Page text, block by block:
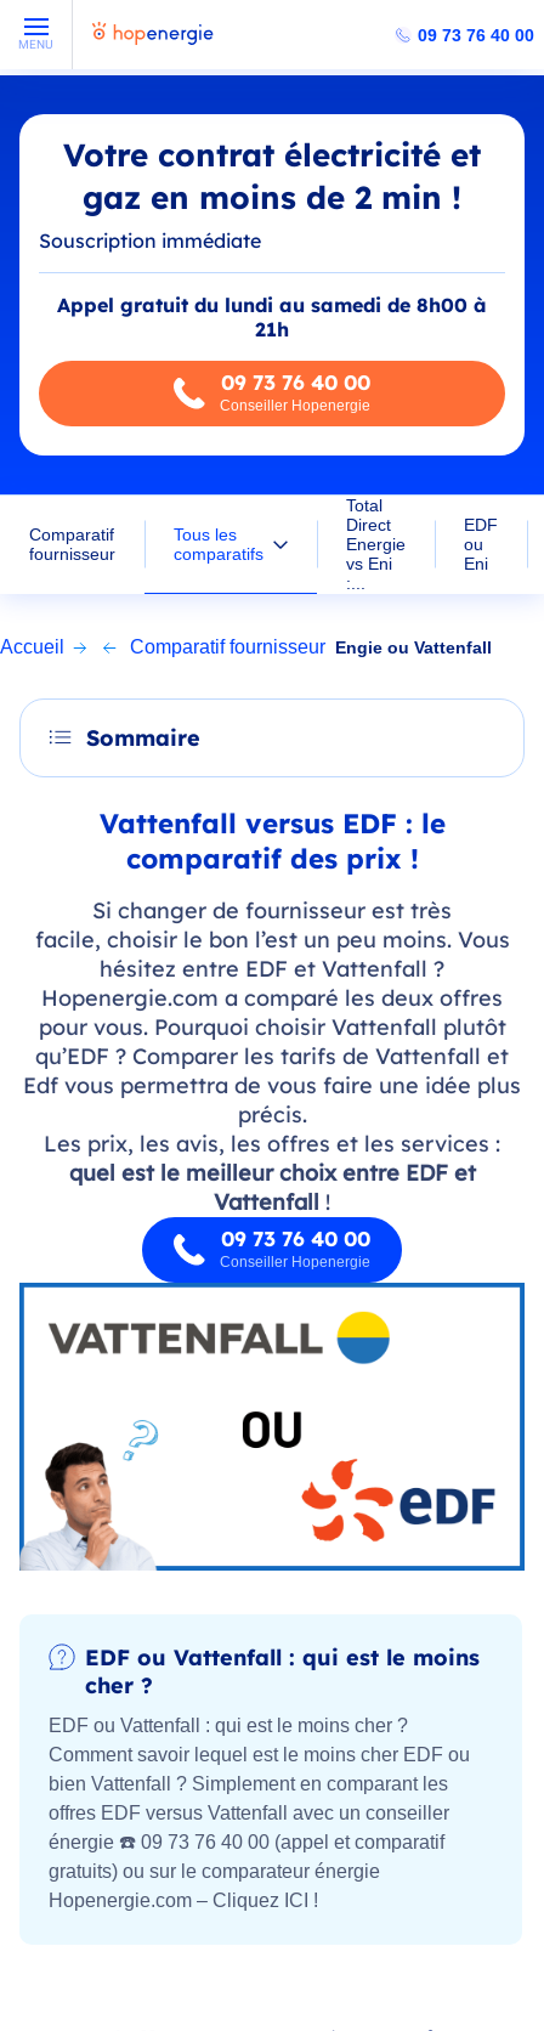
MENU 09 73 76 40 00
Votre contrat électricité et
gaz en moins de 2 min !
Souscription immédiate
Appel gratuit du lundi au samedi de 8h00 à
21h
09 73 76 40 00
Conseiller Hopenergie
Comparatif
fournisseur
Tous les
comparatifs
Total
Direct
Energie
vs Eni
:...
EDF
ou
Eni
Accueil Comparatif fournisseur Engie ou Vattenfall
Sommaire
Vattenfall versus EDF : le
comparatif des prix !
Si changer de fournisseur est très
facile, choisir le bon l’est un peu moins. Vous
hésitez entre EDF et Vattenfall ?
Hopenergie.com a comparé les deux offres
pour vous. Pourquoi choisir Vattenfall plutôt
qu’EDF ? Comparer les tarifs de Vattenfall et
Edf vous permettra de vous faire une idée plus
précis.
Les prix, les avis, les offres et les services :
quel est le meilleur choix entre EDF et
Vattenfall !
09 73 76 40 00
Conseiller Hopenergie
EDF ou Vattenfall : qui est le moins
cher ?
EDF ou Vattenfall : qui est le moins cher ?
Comment savoir lequel est le moins cher EDF ou
bien Vattenfall ? Simplement en comparant les
offres EDF versus Vattenfall avec un conseiller
énergie ☎️ 09 73 76 40 00 (appel et comparatif
gratuits) ou sur le comparateur énergie
Hopenergie.com – Cliquez ICI !